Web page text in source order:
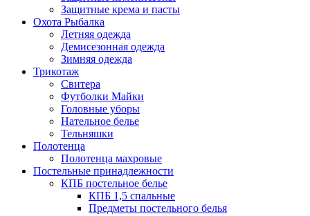
Защитные крема и пасты
Охота Рыбалка
Летняя одежда
Демисезонная одежда
Зимняя одежда
Трикотаж
Свитера
Футболки Майки
Головные уборы
Нательное белье
Тельняшки
Полотенца
Полотенца махровые
Постельные принадлежности
КПБ постельное белье
КПБ 1,5 спальные
Предметы постельного белья